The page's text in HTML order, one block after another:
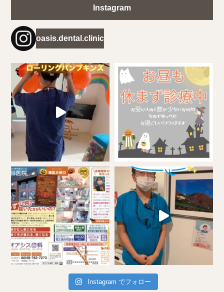
Instagram
oasis.dental.clinic
Instagram でフォロー